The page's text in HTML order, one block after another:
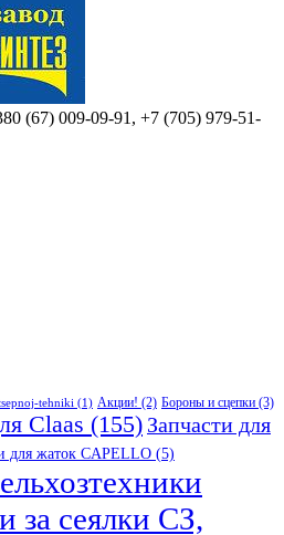
(67) 009-09-91, +7 (705) 979-51-
tehniki (1) Акции! (2) Бороны и сцепки (3)
Claas (155) Запчасти для
для жаток CAPELLO (5)
за сеялки СЗ,